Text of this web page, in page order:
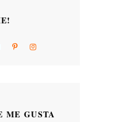
ME GUSTA